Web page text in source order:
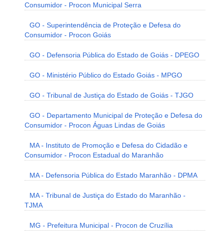
Consumidor - Procon Municipal Serra
GO - Superintendência de Proteção e Defesa do
Consumidor - Procon Goiás
GO - Defensoria Pública do Estado de Goiás - DPEGO
GO - Ministério Público do Estado Goiás - MPGO
GO - Tribunal de Justiça do Estado de Goiás - TJGO
GO - Departamento Municipal de Proteção e Defesa do
Consumidor - Procon Águas Lindas de Goiás
MA - Instituto de Promoção e Defesa do Cidadão e
Consumidor - Procon Estadual do Maranhão
MA - Defensoria Pública do Estado Maranhão - DPMA
MA - Tribunal de Justiça do Estado do Maranhão -
TJMA
MG - Prefeitura Municipal - Procon de Cruzília